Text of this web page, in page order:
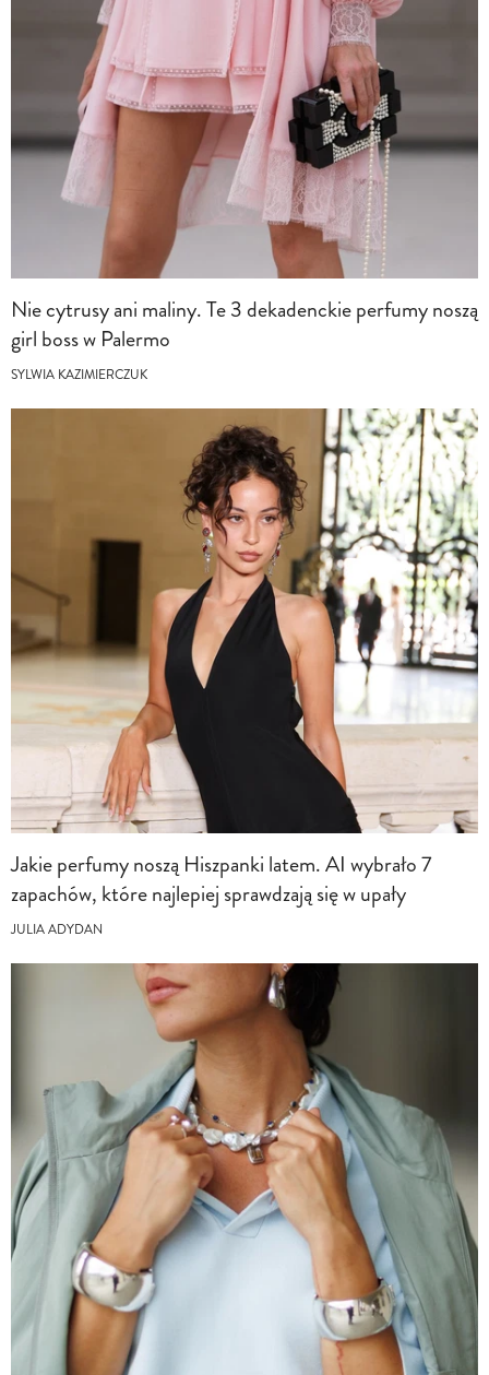
Nie cytrusy ani maliny. Te 3 dekadenckie perfumy noszą
girl boss w Palermo
SYLWIA KAZIMIERCZUK
Jakie perfumy noszą Hiszpanki latem. AI wybrało 7
zapachów, które najlepiej sprawdzają się w upały
JULIA ADYDAN